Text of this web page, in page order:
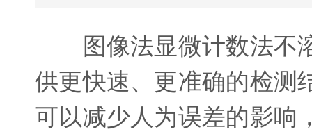
图像法显微计数法不溶
供更快速、更准确的检测
可以减少人为误差的影响